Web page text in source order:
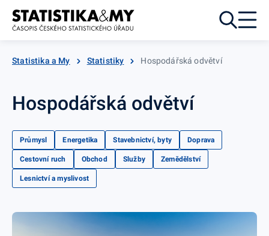
Přejít k obsahu
Statistika a My Statistiky Hospodářská odvětví
Hospodářská odvětví
Průmysl Energetika Stavebnictví, byty Doprava
Cestovní ruch Obchod Služby Zemědělství
Lesnictví a myslivost